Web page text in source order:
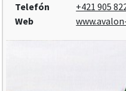
Telefón
+421 905
Web